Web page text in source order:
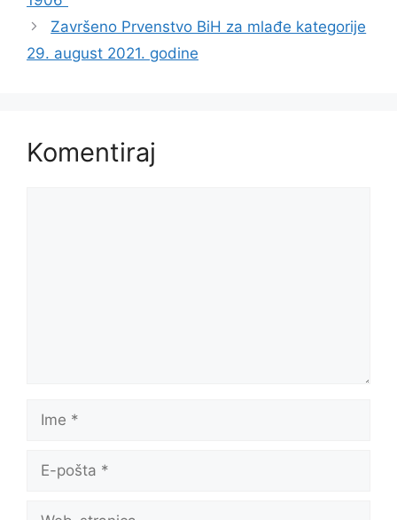
Završeno Prvenstvo BiH za mlađe kategorije
29. august 2021. godine
Komentiraj